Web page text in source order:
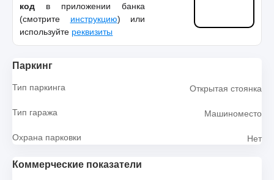
код в приложении банка
(смотрите инструкцию) или
используйте реквизиты
Паркинг
Тип паркинга Открытая стоянка
Тип гаража Машиноместо
Охрана парковки Нет
Коммерческие показатели